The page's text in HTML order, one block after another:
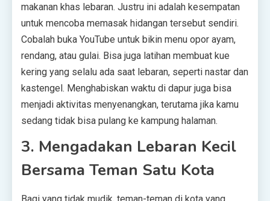
makanan khas lebaran. Justru ini adalah kesempatan
untuk mencoba memasak hidangan tersebut sendiri.
Cobalah buka YouTube untuk bikin menu opor ayam,
rendang, atau gulai. Bisa juga latihan membuat kue
kering yang selalu ada saat lebaran, seperti nastar dan
kastengel. Menghabiskan waktu di dapur juga bisa
menjadi aktivitas menyenangkan, terutama jika kamu
sedang tidak bisa pulang ke kampung halaman.
3. Mengadakan Lebaran Kecil
Bersama Teman Satu Kota